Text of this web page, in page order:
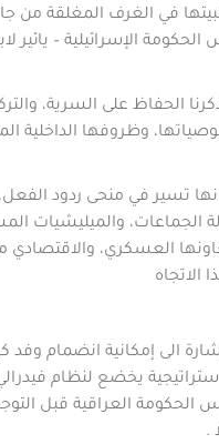
في الغرف المغلقة
الإسرائيلية – يائير
الحفاظ على السرية،
وظروفها الداخلية
تسير في منحى ردود
والميليشيات
العسكري، والاقتصادي
الاتجاه
الى إمكانية انضمام وفد
يخضع لنظام
العراقية قبل
.